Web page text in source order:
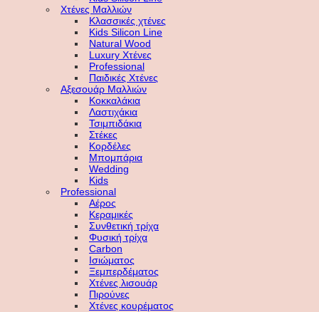
Χτένες Μαλλιών
Κλασσικές χτένες
Kids Silicon Line
Natural Wood
Luxury Χτένες
Professional
Παιδικές Χτένες
Αξεσουάρ Μαλλιών
Κοκκαλάκια
Λαστιχάκια
Τσιμπιδάκια
Στέκες
Κορδέλες
Μπομπάρια
Wedding
Kids
Professional
Αέρος
Κεραμικές
Συνθετική τρίχα
Φυσική τρίχα
Carbon
Ισιώματος
Ξεμπερδέματος
Χτένες λισουάρ
Πιρούνες
Χτένες κουρέματος